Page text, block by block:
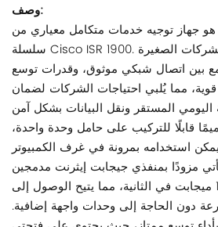
وصف:
هو جهاز توجيه خدمات متكامل معياري من
سلسلة Cisco ISR 1900. صُمم خصيصًا للشركات الصغيرة
بين اتصال شبكي موثوق، وقدرات توسع
مما يُلبي احتياجات الشركات لضمان
قابلًا للتركيب على حامل وحدة واحدة،
استخدامه بمرونة في غرف الكمبيوتر
مزودًا بمنفذي جيجابت إيثرنت مدمجين
بسرعة 10/100/1000 ميجابت في الثانية، مما يتيح الوصول إلى
دون الحاجة إلى وحدات واجهة إضافية.